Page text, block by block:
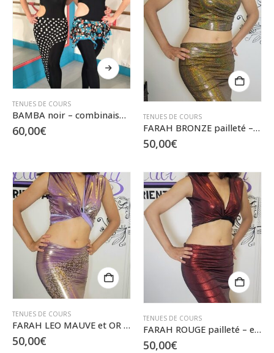
Ce
produit
a
variations.
choisies
sur
la
page
du
produit
TENUES DE COURS
BAMBA noir – combinaison asymétrique – Du XS/S au XL
60,00€
TENUES DE COURS
FARAH BRONZE pailleté – ensemble cache-cœur et jupette – S/M
50,00€
TENUES DE COURS
FARAH LEO MAUVE et OR – ensemble cache-cœur et jupette – S
50,00€
TENUES DE COURS
FARAH ROUGE pailleté – ensemble cache-cœur et jupette – S/M
50,00€